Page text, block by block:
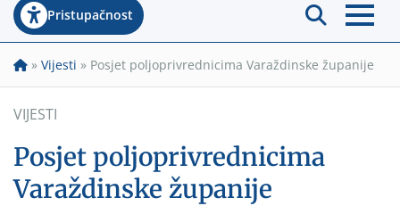
Pristupačnost
» Vijesti » Posjet poljoprivrednicima Varaždinske županije
VIJESTI
Posjet poljoprivrednicima
Varaždinske županije